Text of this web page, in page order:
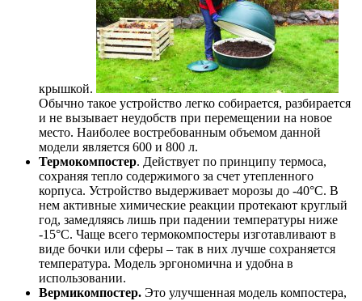
крышкой.
Обычно такое устройство легко собирается, разбирается
и не вызывает неудобств при перемещении на новое
место. Наиболее востребованным объемом данной
модели является 600 и 800 л.
Термокомпостер. Действует по принципу термоса,
сохраняя тепло содержимого за счет утепленного
корпуса. Устройство выдерживает морозы до -40°С. В
нем активные химические реакции протекают круглый
год, замедляясь лишь при падении температуры ниже
-15°С. Чаще всего термокомпостеры изготавливают в
виде бочки или сферы – так в них лучше сохраняется
температура. Модель эргономична и удобна в
использовании.
Вермикомпостер. Это улучшенная модель компостера,